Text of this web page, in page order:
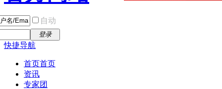
自动
登录
快捷导航
首页首页
资讯
专家团